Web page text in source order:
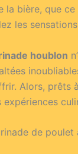
la bière, que
les
houblon
Alors, prêts
de